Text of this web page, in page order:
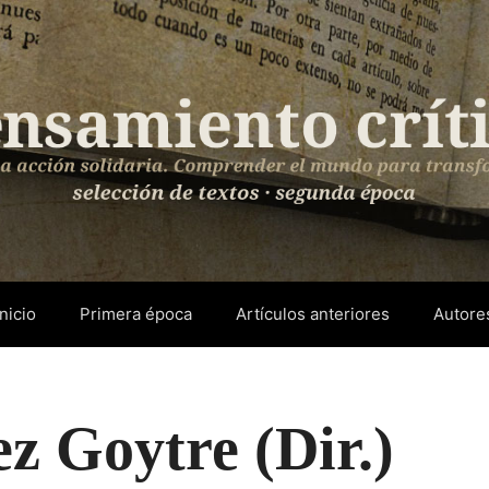
Primera época Artículos anteriores
Goytre (Dir.)